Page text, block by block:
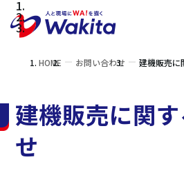
HOME お問い合わせ 建機販売に
建機販売に関
せ